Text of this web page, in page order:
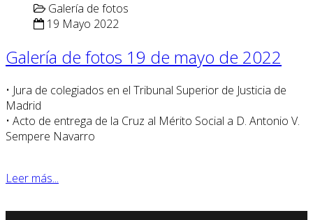
Galería de fotos
19 Mayo 2022
Galería de fotos 19 de mayo de 2022
• Jura de colegiados en el Tribunal Superior de Justicia de
Madrid
• Acto de entrega de la Cruz al Mérito Social a D. Antonio V.
Sempere Navarro
Leer más...